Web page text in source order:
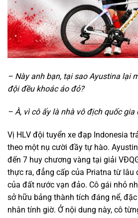
– Này anh bạn, tại sao Ayustina lại
đội đều khoác áo đỏ?
– À, vì cô ấy là nhà vô địch quốc gia
Vị HLV đội tuyển xe đạp Indonesia
theo một nụ cười đầy tự hào.
đến 7 huy chương vàng tại giải
thực ra, đẳng cấp của Priatna từ lâu
của đất nước vạn đảo. Cô gái nhỏ
sở hữu bảng thành tích đáng nể,
nhân tính giờ. Ở nội dung này, cô